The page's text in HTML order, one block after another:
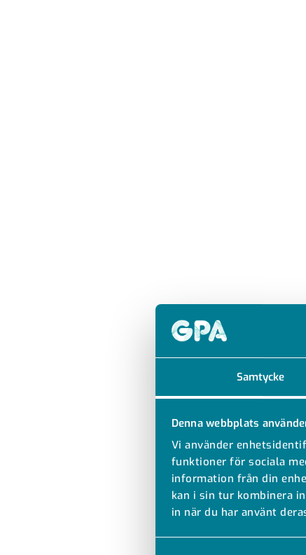
Samtycke
Denna webbplats
Vi använder
funktioner för sociala
information från din
kan i sin tur kombinera
in när du har använt